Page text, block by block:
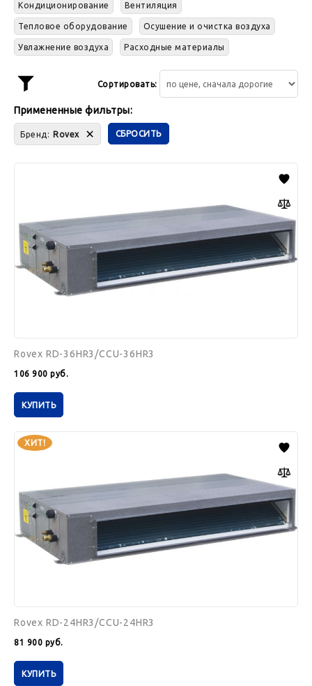
Кондиционирование Вентиляция
Тепловое оборудование Осушение и очистка воздуха
Увлажнение воздуха Расходные материалы
фильтр
Сортировать:
Примененные фильтры:
Бренд: Rovex CБРОСИТЬ
Rovex RD-36HR3/CCU-36HR3
106 900 руб.
КУПИТЬ
Rovex
RD-
24HR3/CCU-
ХИТ!
Rovex RD-24HR3/CCU-24HR3
81 900 руб.
КУПИТЬ